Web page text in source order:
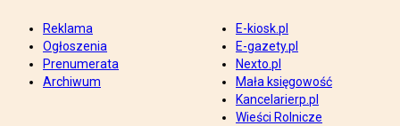
Reklama
Ogłoszenia
Prenumerata
Archiwum
E-kiosk.pl
E-gazety.pl
Nexto.pl
Mała księgowość
Kancelarierp.pl
Wieści Rolnicze